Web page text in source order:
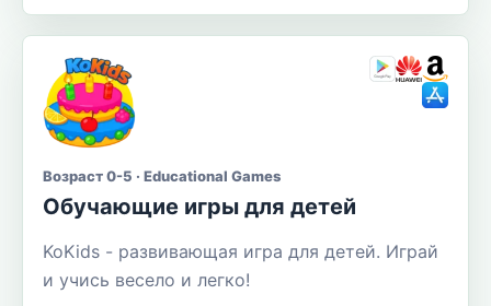
Возраст 0-5 · Educational Games
Обучающие игры для детей
KoKids - развивающая игра для детей. Играй
и учись весело и легко!